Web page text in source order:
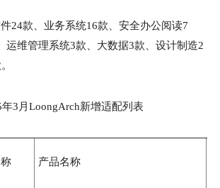
24款、业务系统16款、安全办公阅读7
运维管理系统3款、大数据3款、设计制造2
年3月LoongArch新增适配列表
产品名称